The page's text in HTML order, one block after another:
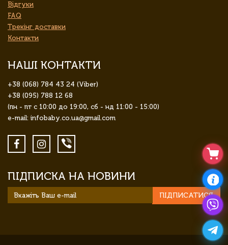
Відгуки
FAQ
Трекінг доставки
Контакти
НАШІ КОНТАКТИ
+38 (068) 784 43 24 (Viber)
+38 (095) 788 12 68
(пн - пт с 10:00 до 19:00, сб - нд 11:00 - 15:00)
e-mail: infobaby.co.ua@gmail.com
ПІДПИСКА НА НОВИНИ
ПІДПИСАТИСЯ